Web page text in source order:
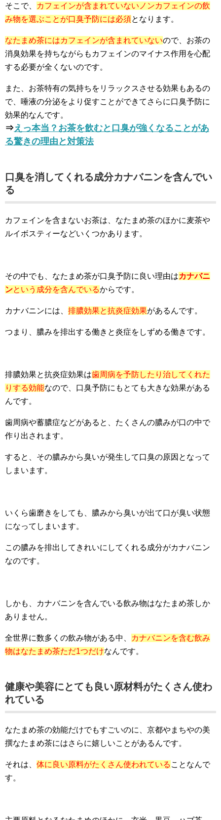
そこで、
カフェインが含まれていないノンカフェインの飲
み物を選ぶことが口臭予防には必須となります。
なたまめ茶にはカフェインが含まれていないので、お茶の
消臭効果を持ちながらもカフェインのマイナス作用を心配
する必要が全くないのです。
また、お茶特有の気持ちをリラックスさせる効果もあるの
で、唾液の分泌をより促すことができてさらに口臭予防に
効果的なんです。
⇒えっ本当？お茶を飲むと口臭が強くなることがあ
る驚きの理由と対策法
口臭を消してくれる成分カナバニンを含んでい
る
カフェインを含まないお茶は、なたまめ茶のほかに麦茶や
ルイボスティーなどいくつかあります。
その中でも、なたまめ茶が口臭予防に良い理由はカナバニ
ンという成分を含んでいるからです。
カナバニンには、 排膿効果と抗炎症効果があるんです。
つまり、膿みを排出する働きと炎症をしずめる働きです。
排膿効果と抗炎症効果は歯周病を予防したり治してくれた
りする効能なので、口臭予防にもとても大きな効果がある
んです。
歯周病や蓄膿症などがあると、たくさんの膿みが口の中で
作り出されます。
すると、その膿みから臭いが発生して口臭の原因となって
しまいます。
いくら歯磨きをしても、膿みから臭いが出て口が臭い状態
になってしまいます。
この膿みを排出してきれいにしてくれる成分がカナバニン
なのです。
しかも、カナバニンを含んでいる飲み物はなたまめ茶しか
ありません。
全世界に数多くの飲み物がある中、
カナバニンを含む飲み
物はなたまめ茶ただ1つだけなんです。
健康や美容にとても良い原材料がたくさん使わ
れている
なたまめ茶の効能だけでもすごいのに、京都やまちやの美
撰なたまめ茶にはさらに嬉しいことがあるんです。
それは、 体に良い原料がたくさん使われている ことなんで
す。